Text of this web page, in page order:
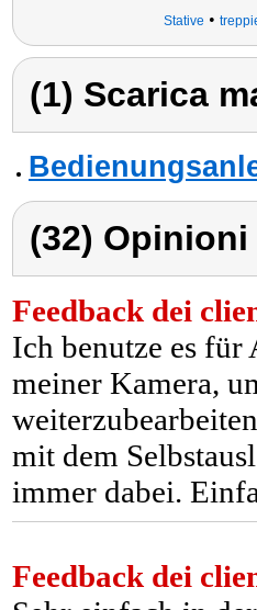
Stative •
(1) Scarica
(32)
Feedback dei
Ich benutze es
meiner Kamera,
mit dem
immer dabei.
Feedback dei